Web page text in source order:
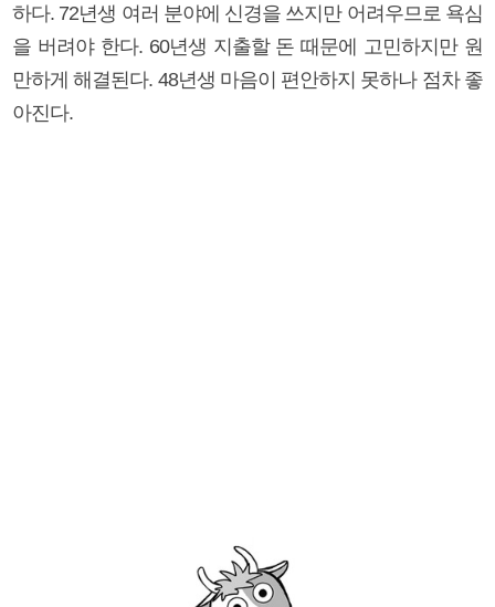
하다. 72년생 여러 분야에 신경을 쓰지만 어려우므로 욕심
을 버려야 한다. 60년생 지출할 돈 때문에 고민하지만 원
만하게 해결된다. 48년생 마음이 편안하지 못하나 점차 좋
아진다.